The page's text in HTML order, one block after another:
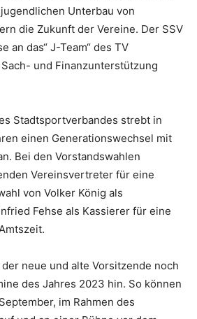
Unterbau von
die Zukunft der Vereine. Der SSV
an das“ J-Team“ des TV
und Finanzunterstützung
Stadtsportverbandes strebt in
einen Generationswechsel mit
Bei den Vorstandswahlen
Vereinsvertreter für eine
von Volker König als
Fehse als Kassierer für eine
neue und alte Vorsitzende noch
des Jahres 2023 hin. So können
im Rahmen des